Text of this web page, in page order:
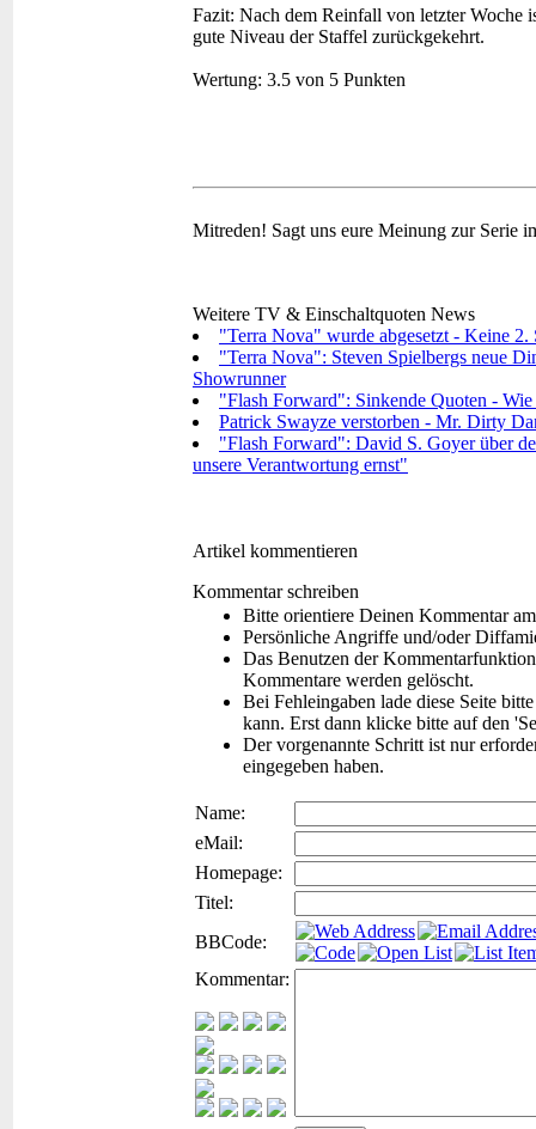
Fazit: Nach dem Reinfall von letzter Woche
gute Niveau der Staffel zurückgekehrt.
Wertung: 3.5 von 5 Punkten
Mitreden! Sagt uns eure Meinung zur Serie
Weitere TV & Einschaltquoten News
"Terra Nova" wurde abgesetzt - Keine
"Terra Nova": Steven Spielbergs neue
Showrunner
"Flash Forward": Sinkende Quoten -
Patrick Swayze verstorben - Mr. Dirty
"Flash Forward": David S. Goyer über
unsere Verantwortung ernst"
Artikel kommentieren
Kommentar schreiben
Bitte orientiere Deinen Kommentar
Persönliche Angriffe und/oder
Das Benutzen der
Kommentare werden gelöscht.
Bei Fehleingaben lade diese Seite
kann. Erst dann klicke bitte auf den
Der vorgenannte Schritt ist nur
eingegeben haben.
Name:
eMail:
Homepage:
Titel:
BBCode:
Kommentar: